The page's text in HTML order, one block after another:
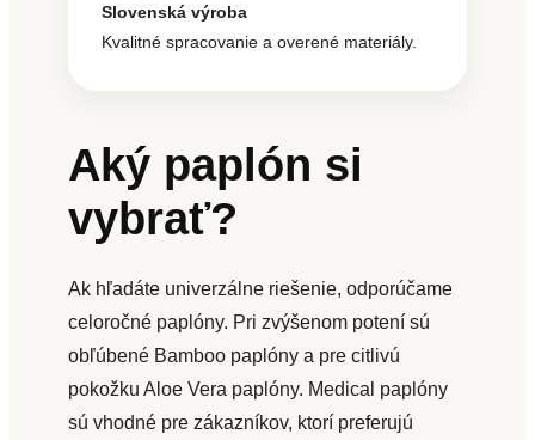
Slovenská výroba
Kvalitné spracovanie a overené materiály.
Aký paplón si
vybrať?
Ak hľadáte univerzálne riešenie, odporúčame
celoročné paplóny. Pri zvýšenom potení sú
obľúbené Bamboo paplóny a pre citlivú
pokožku Aloe Vera paplóny. Medical paplóny
sú vhodné pre zákazníkov, ktorí preferujú